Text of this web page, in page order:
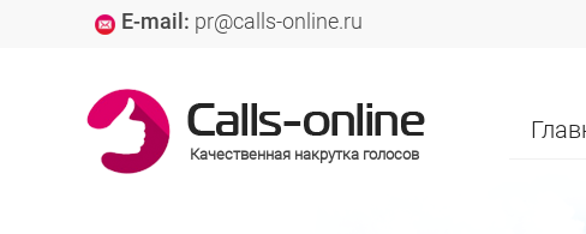
E-mail: pr@calls-online.ru
Качественная накрутка голосов